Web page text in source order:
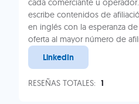
cada comerciante u
escribe contenidos de
en inglés con la esperanza
oferta al mayor número de
LinkedIn
RESEÑAS TOTALES: 1